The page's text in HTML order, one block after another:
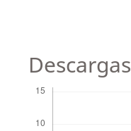
Descargas